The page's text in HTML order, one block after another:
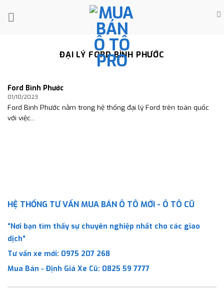
ĐẠI LÝ FORD BÌNH PHƯỚC
Ford Bình Phước
01/10/2023
Ford Bình Phước nằm trong hệ thống đại lý Ford trên toàn quốc
với việc...
HỆ THỐNG TƯ VẤN MUA BÁN Ô TÔ MỚI - Ô TÔ CŨ
“Nơi bạn tìm thấy sự chuyên nghiệp nhất cho các giao
dịch”
Tư vấn xe mới: 0975 207 268
Mua Bán - Định Giá Xe Cũ: 0825 59 7777